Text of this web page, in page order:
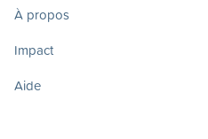
À propos
Impact
Aide